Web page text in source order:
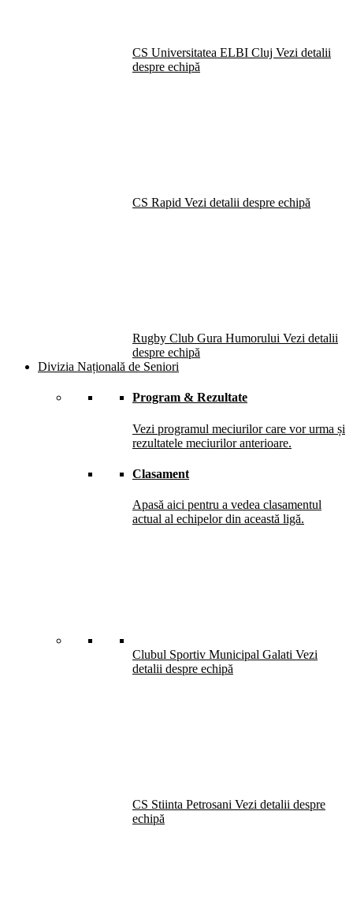
CS Universitatea ELBI Cluj Vezi detalii
despre echipă
CS Rapid Vezi detalii despre echipă
Rugby Club Gura Humorului Vezi detalii
despre echipă
Divizia Națională de Seniori
Program & Rezultate
Vezi programul meciurilor care vor urma și
rezultatele meciurilor anterioare.
Clasament
Apasă aici pentru a vedea clasamentul
actual al echipelor din această ligă.
Clubul Sportiv Municipal Galati Vezi
detalii despre echipă
CS Stiinta Petrosani Vezi detalii despre
echipă